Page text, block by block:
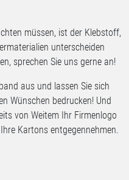
müssen, ist der Klebstoff,
unterscheiden
sprechen Sie uns gerne an!
aus und lassen Sie sich
Wünschen bedrucken! Und
von Weitem Ihr Firmenlogo
Kartons entgegennehmen.